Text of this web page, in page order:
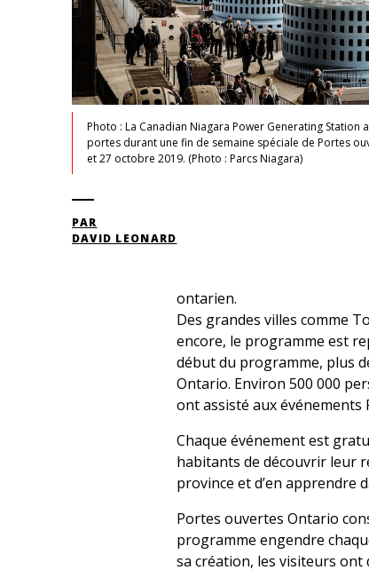
Photo : La Canadian Niagara Power Generating Station
portes durant une fin de semaine spéciale de Portes
et 27 octobre 2019. (Photo : Parcs Niagara)
PAR
DAVID LEONARD
ontarien.
Des grandes villes comme
encore, le programme est
début du programme, plus
Ontario. Environ 500 000
ont assisté aux
Chaque événement est
habitants de découvrir leur
province et d’en apprendre
Portes ouvertes Ontario
programme engendre
sa création, les visiteurs ont